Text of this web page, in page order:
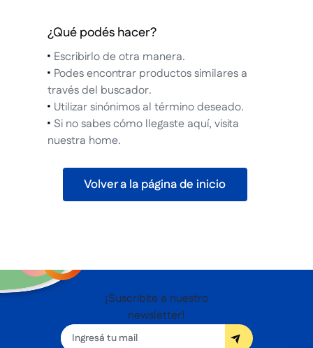
¿Qué podés hacer?
Escribirlo de otra manera.
Podes encontrar productos similares a
través del buscador.
Utilizar sinónimos al término deseado.
Si no sabes cómo llegaste aquí, visita
nuestra home.
Volver a la página de inicio
¡Suscribite a nuestro
newsletter!